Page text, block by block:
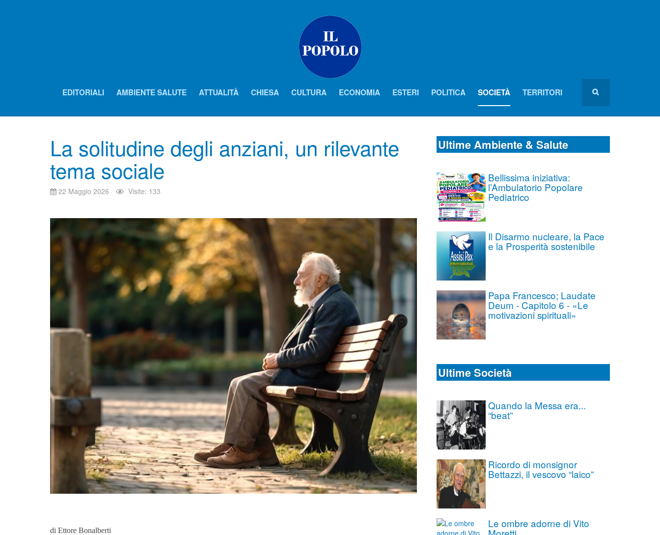
EDITORIALI AMBIENTE SALUTE ATTUALITÀ CHIESA CULTURA ECONOMIA ESTERI POLITICA SOCIETÀ TERRITORI
La solitudine degli anziani, un rilevante
tema sociale
22 Maggio 2026 Visite: 133
di Ettore Bonalberti
Ultime Ambiente & Salute
Bellissima iniziativa:
l’Ambulatorio Popolare
Pediatrico
Il Disarmo nucleare, la Pace
e la Prosperità sostenibile
Papa Francesco; Laudate
Deum - Capitolo 6 - «Le
motivazioni spirituali»
Ultime Società
Quando la Messa era...
“beat”
Ricordo di monsignor
Bettazzi, il vescovo “laico”
Le ombre adorne di Vito